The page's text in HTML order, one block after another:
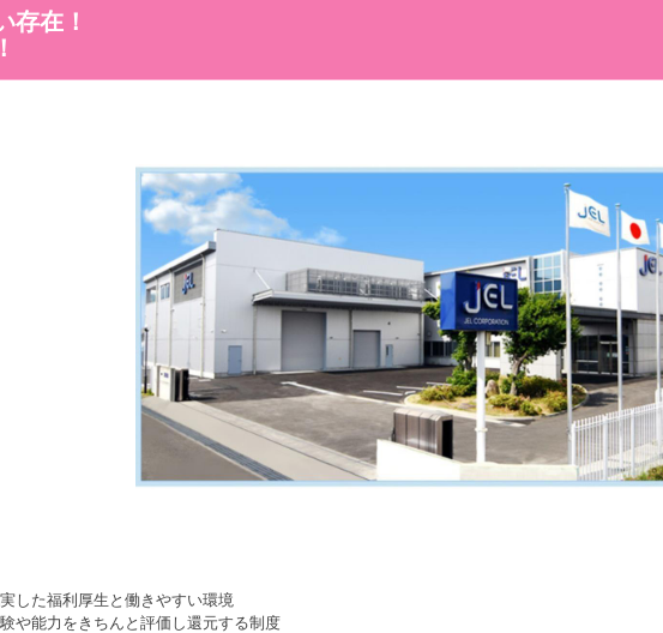
存在！
した福利厚生と働きやすい環境
や能力をきちんと評価し還元する制度